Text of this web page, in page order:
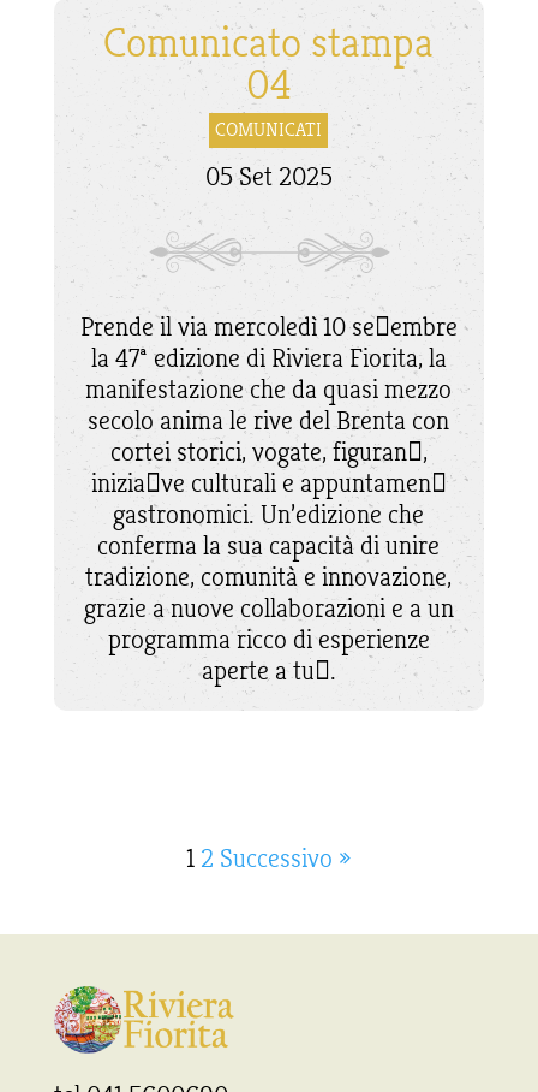
Comunicato stampa
04
COMUNICATI
05 Set 2025
Prende il via mercoledì 10 se􀆩embre
la 47ª edizione di Riviera Fiorita, la
manifestazione che da quasi mezzo
secolo anima le rive del Brenta con
cortei storici, vogate, figuran􀆟,
inizia􀆟ve culturali e appuntamen􀆟
gastronomici. Un’edizione che
conferma la sua capacità di unire
tradizione, comunità e innovazione,
grazie a nuove collaborazioni e a un
programma ricco di esperienze
aperte a tu􀆫.
1 2 Successivo »